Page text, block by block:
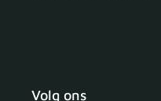
Volg ons